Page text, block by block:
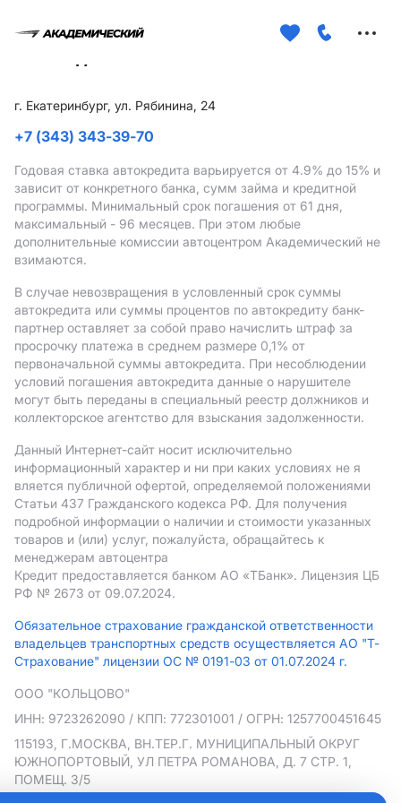
г. Екатеринбург, ул. Рябинина, 24
+7 (343) 343-39-70
Годовая ставка автокредита варьируется от 4.9% до 15% и
зависит от конкретного банка, сумм займа и кредитной
программы. Минимальный срок погашения от 61 дня,
максимальный - 96 месяцев. При этом любые
дополнительные комиссии автоцентром Академический не
взимаются.
В случае невозвращения в условленный срок суммы
автокредита или суммы процентов по автокредиту банк-
партнер оставляет за собой право начислить штраф за
просрочку платежа в среднем размере 0,1% от
первоначальной суммы автокредита. При несоблюдении
условий погашения автокредита данные о нарушителе
могут быть переданы в специальный реестр должников и
коллекторское агентство для взыскания задолженности.
Данный Интернет-сайт носит исключительно
информационный характер и ни при каких условиях не я
вляется публичной офертой, определяемой положениями
Статьи 437 Гражданского кодекса РФ. Для получения
подробной информации о наличии и стоимости указанных
товаров и (или) услуг, пожалуйста, обращайтесь к
менеджерам автоцентра
Кредит предоставляется банком АO «ТБанк». Лицензия ЦБ
РФ № 2673 от 09.07.2024.
Обязательное страхование гражданской ответственности
владельцев транспортных средств осуществляется АО "Т-
Страхование" лицензии ОС № 0191-03 от 01.07.2024 г.
ООО "КОЛЬЦОВО"
ИНН: 9723262090 / КПП: 772301001 / ОГРН: 1257700451645
115193, Г.МОСКВА, ВН.ТЕР.Г. МУНИЦИПАЛЬНЫЙ ОКРУГ
ЮЖНОПОРТОВЫЙ, УЛ ПЕТРА РОМАНОВА, Д. 7 СТР. 1,
ПОМЕЩ. 3/5